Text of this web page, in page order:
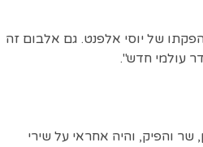
של יוסי אלפנט. גם אלבום זה
עולמי חדש".
שר והפיק, והיה אחראי על שירי